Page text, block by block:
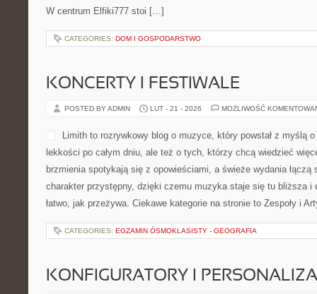
W centrum Elfiki777 stoi […]
CATEGORIES: DOM I GOSPODARSTWO
KONCERTY I FESTIWALE
POSTED BY ADMIN LUT - 21 - 2026 MOŻLIWOŚĆ
Limith to rozrywkowy blog o muzyce, który powstał z myślą
lekkości po całym dniu, ale też o tych, którzy chcą wiedzieć
brzmienia spotykają się z opowieściami, a świeże wydania łączą
charakter przystępny, dzięki czemu muzyka staje się tu bliższa i
łatwo, jak przeżywa. Ciekawe kategorie na stronie to Zespoły i
CATEGORIES: EGZAMIN ÓSMOKLASISTY - GEOGRAFIA
KONFIGURATORY I